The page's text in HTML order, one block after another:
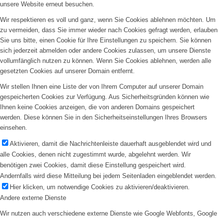
unsere Website erneut besuchen.
Wir respektieren es voll und ganz, wenn Sie Cookies ablehnen möchten. Um
zu vermeiden, dass Sie immer wieder nach Cookies gefragt werden, erlauben
Sie uns bitte, einen Cookie für Ihre Einstellungen zu speichern. Sie können
sich jederzeit abmelden oder andere Cookies zulassen, um unsere Dienste
vollumfänglich nutzen zu können. Wenn Sie Cookies ablehnen, werden alle
gesetzten Cookies auf unserer Domain entfernt.
Wir stellen Ihnen eine Liste der von Ihrem Computer auf unserer Domain
gespeicherten Cookies zur Verfügung. Aus Sicherheitsgründen können wie
Ihnen keine Cookies anzeigen, die von anderen Domains gespeichert
werden. Diese können Sie in den Sicherheitseinstellungen Ihres Browsers
einsehen.
Aktivieren, damit die Nachrichtenleiste dauerhaft ausgeblendet wird und
alle Cookies, denen nicht zugestimmt wurde, abgelehnt werden. Wir
benötigen zwei Cookies, damit diese Einstellung gespeichert wird.
Andernfalls wird diese Mitteilung bei jedem Seitenladen eingeblendet werden.
Hier klicken, um notwendige Cookies zu aktivieren/deaktivieren.
Andere externe Dienste
Wir nutzen auch verschiedene externe Dienste wie Google Webfonts, Google